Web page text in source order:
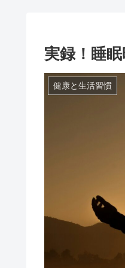
実録！睡
健康と生活習慣